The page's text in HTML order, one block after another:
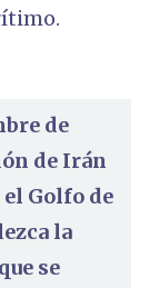
de
de Irán
Golfo de
la
se